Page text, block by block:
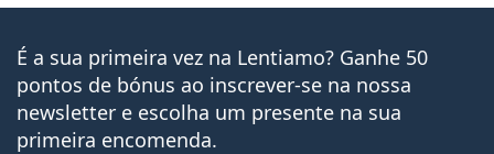
É a sua primeira vez na Lentiamo? Ganhe 50
pontos de bónus ao inscrever-se na nossa
newsletter e escolha um presente na sua
primeira encomenda.